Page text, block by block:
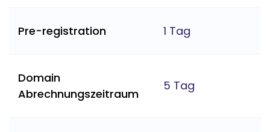
Pre-registration 1 Tag
Domain
Abrechnungszeitraum
5 Tag